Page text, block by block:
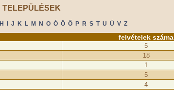
TELEPÜLÉSEK
H J K L M N O Ó Ö Ő P R S T U Ú V Z
felvételek száma
5
18
1
5
4